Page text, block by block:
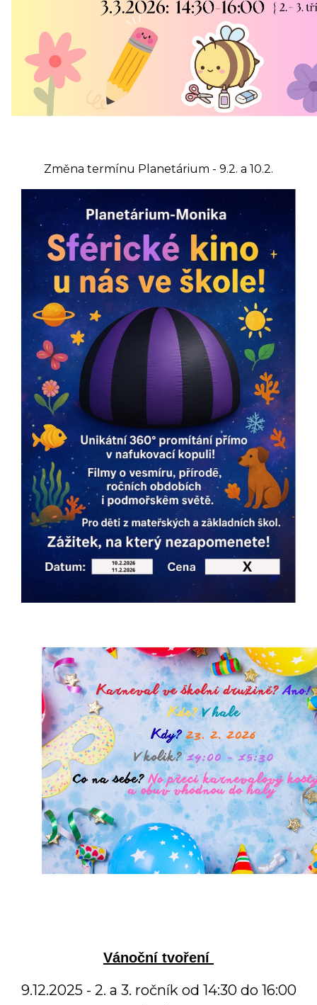
Změna termínu Planetárium - 9.2. a 10.2.
Vánoční tvoření
9.12.2025 - 2. a 3. ročník od 14:30 do 16:00